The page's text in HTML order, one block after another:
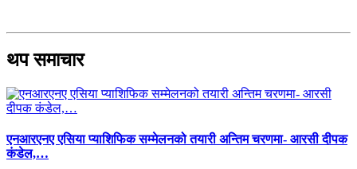
थप समाचार
एनआरएनए एसिया प्याशिफिक सम्मेलनको तयारी अन्तिम चरणमा- आरसी दीपक
कंडेल,…